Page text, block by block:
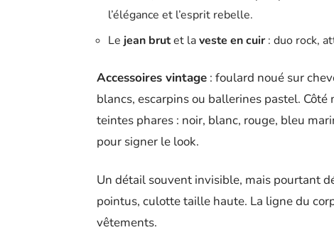
l’élégance et l’esprit rebelle.
Lejean brutet laveste en cuir : duo rock,
Accessoires vintage : foulard noué sur
blancs, escarpins ou ballerines pastel.
teintes phares : noir, blanc, rouge, bleu
pour signer le look.
Un détail souvent invisible, mais pourtant
pointus, culotte taille haute. La ligne du
vêtements.